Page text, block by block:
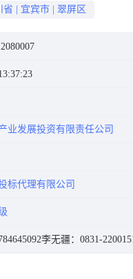
省 宜宾市 翠屏区
业发展投资有限责任公司
标代理有限公司
李无疆：0831-